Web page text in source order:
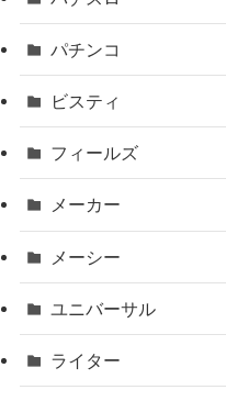
パチンコ
ビスティ
フィールズ
メーカー
メーシー
ユニバーサル
ライター